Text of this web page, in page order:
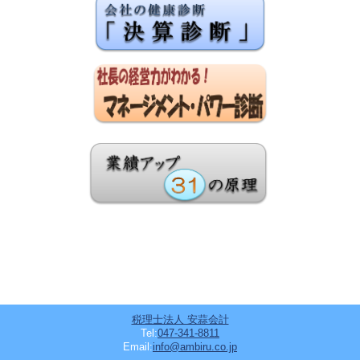
税理士法人 安蒜会計
Tel:047-341-8811
Email:info@ambiru.co.jp